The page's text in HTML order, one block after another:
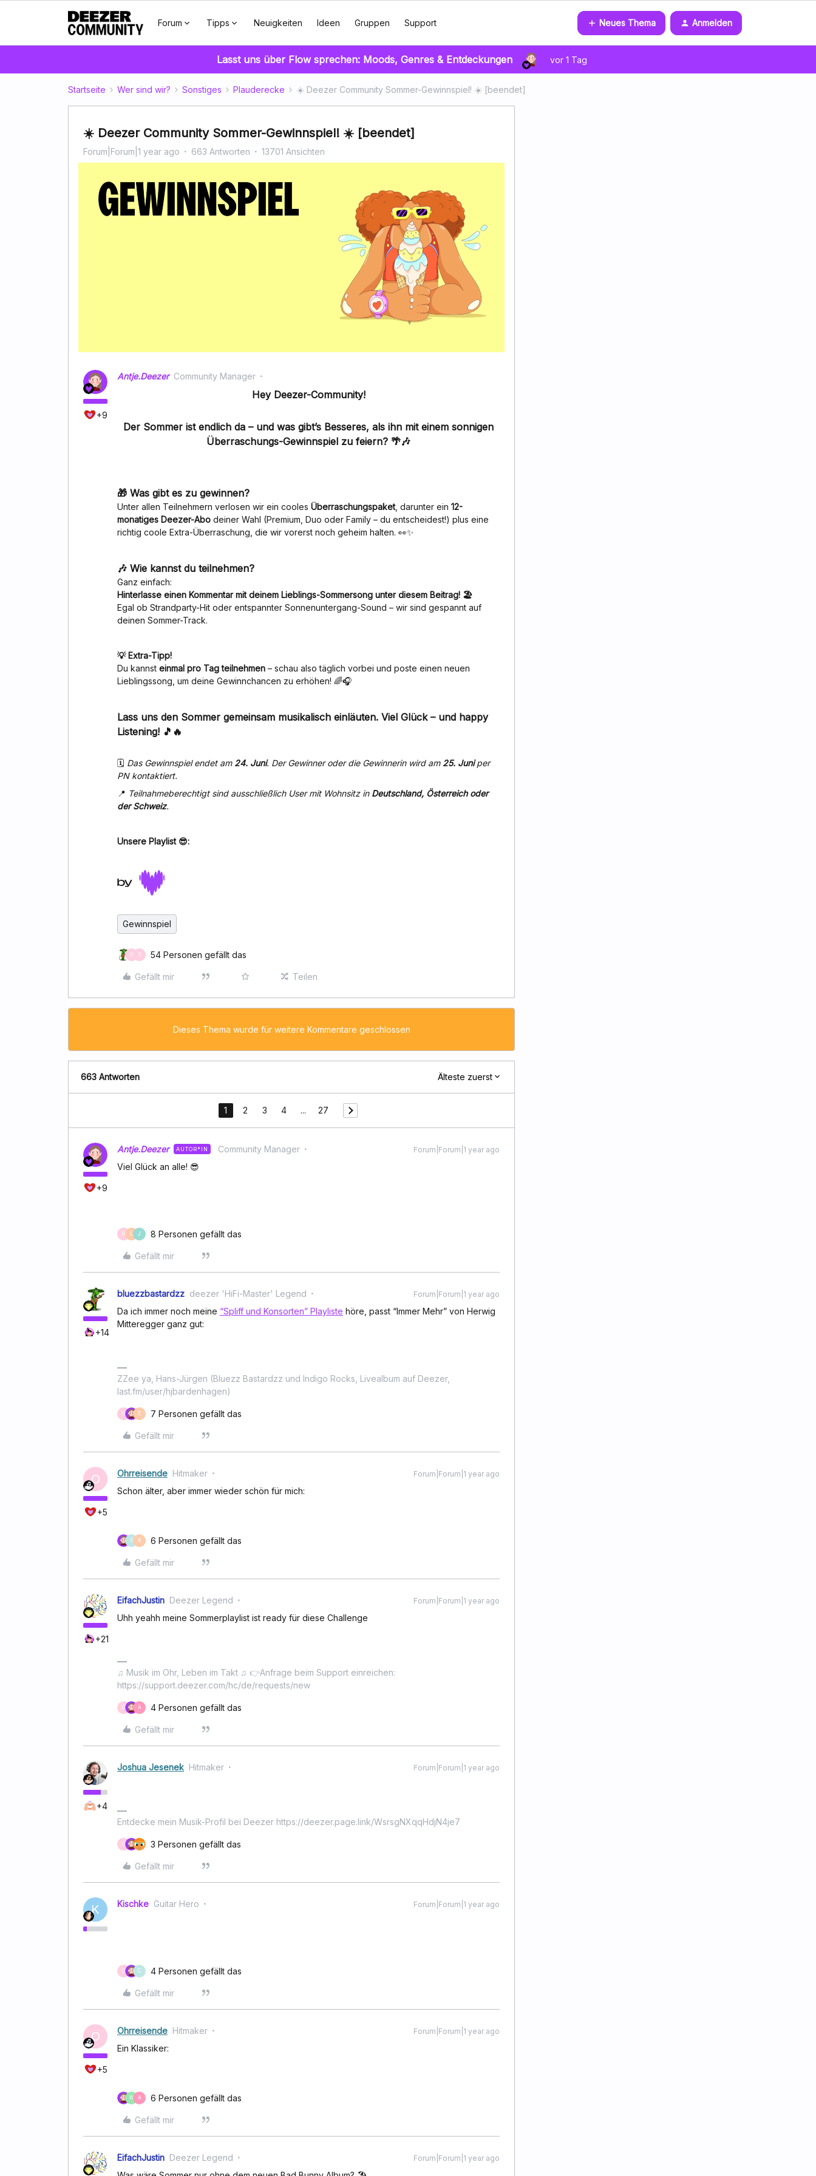
Forum Tipps Neuigkeiten Ideen Gruppen Support Neues Thema Anmelden
Lasst uns über Flow sprechen: Moods, Genres & Entdeckungen vor 1 Tag
Startseite Wer sind wir? Sonstiges Plauderecke ☀️ Deezer Community Sommer-Gewinnspiel! ☀️ [beendet]
☀️ Deezer Community Sommer-Gewinnspiel! ☀️ [beendet]
Forum|Forum|1 year ago 663 Antworten 13701 Ansichten
+9
Antje.Deezer Community Manager
Hey Deezer-Community!
Der Sommer ist endlich da – und was gibt’s Besseres, als ihn mit einem sonnigen
Überraschungs-Gewinnspiel zu feiern? 🌴🎶
🎁 Was gibt es zu gewinnen?
Unter allen Teilnehmern verlosen wir ein cooles Überraschungspaket, darunter ein 12-
monatiges Deezer-Abo deiner Wahl (Premium, Duo oder Family – du entscheidest!) plus eine
richtig coole Extra-Überraschung, die wir vorerst noch geheim halten. 👀✨
🎶 Wie kannst du teilnehmen?
Ganz einfach:
Hinterlasse einen Kommentar mit deinem Lieblings-Sommersong unter diesem Beitrag! 🏖️
Egal ob Strandparty-Hit oder entspannter Sonnenuntergang-Sound – wir sind gespannt auf
deinen Sommer-Track.
💡 Extra-Tipp!
Du kannst einmal pro Tag teilnehmen – schau also täglich vorbei und poste einen neuen
Lieblingssong, um deine Gewinnchancen zu erhöhen! 🌈🎧
Lass uns den Sommer gemeinsam musikalisch einläuten. Viel Glück – und happy
Listening! 🎵🔥
🗓️ Das Gewinnspiel endet am 24. Juni. Der Gewinner oder die Gewinnerin wird am 25. Juniper
PN kontaktiert.
📍 Teilnahmeberechtigt sind ausschließlich User mit Wohnsitz in Deutschland, Österreich oder
der Schweiz.
Unsere Playlist 😎:
Gewinnspiel
O S 54 Personen gefällt das
Gefällt mir Teilen
Dieses Thema wurde für weitere Kommentare geschlossen
663 Antworten Älteste zuerst
1 2 3 4 ... 27
+9
Antje.Deezer AUTOR*IN Community Manager Forum|Forum|1 year ago
Viel Glück an alle! 😎
O L J 8 Personen gefällt das
Gefällt mir
+14
bluezzbastardzz deezer 'HiFi-Master' Legend Forum|Forum|1 year ago
Da ich immer noch meine “Spliff und Konsorten” Playliste höre, passt “Immer Mehr” von Herwig
Mitteregger ganz gut:
ZZee ya, Hans-Jürgen (Bluezz Bastardzz und Indigo Rocks, Livealbum auf Deezer,
last.fm/user/hjbardenhagen)
O E 7 Personen gefällt das
Gefällt mir
O
+5
Ohrreisende Hitmaker Forum|Forum|1 year ago
Schon älter, aber immer wieder schön für mich:
S K 6 Personen gefällt das
Gefällt mir
+21
EifachJustin Deezer Legend Forum|Forum|1 year ago
Uhh yeahh meine Sommerplaylist ist ready für diese Challenge
♫ Musik im Ohr, Leben im Takt ♫ 👉Anfrage beim Support einreichen:
https://support.deezer.com/hc/de/requests/new
O A 4 Personen gefällt das
Gefällt mir
+4
Joshua Jesenek Hitmaker Forum|Forum|1 year ago
Entdecke mein Musik-Profil bei Deezer https://deezer.page.link/WsrsgNXqqHdjN4je7
O 3 Personen gefällt das
Gefällt mir
K Kischke Guitar Hero Forum|Forum|1 year ago
O C 4 Personen gefällt das
Gefällt mir
O
+5
Ohrreisende Hitmaker Forum|Forum|1 year ago
Ein Klassiker:
W A 6 Personen gefällt das
Gefällt mir
EifachJustin Deezer Legend Forum|Forum|1 year ago